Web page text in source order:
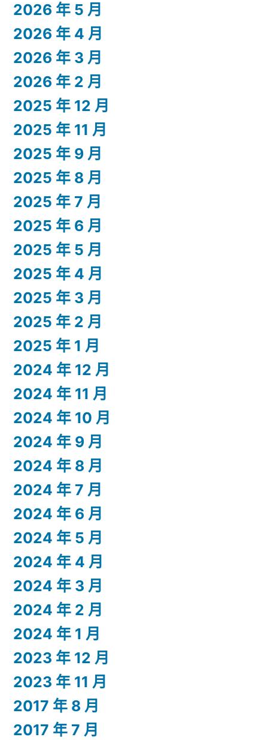
2026 年 5 月
2026 年 4 月
2026 年 3 月
2026 年 2 月
2025 年 12 月
2025 年 11 月
2025 年 9 月
2025 年 8 月
2025 年 7 月
2025 年 6 月
2025 年 5 月
2025 年 4 月
2025 年 3 月
2025 年 2 月
2025 年 1 月
2024 年 12 月
2024 年 11 月
2024 年 10 月
2024 年 9 月
2024 年 8 月
2024 年 7 月
2024 年 6 月
2024 年 5 月
2024 年 4 月
2024 年 3 月
2024 年 2 月
2024 年 1 月
2023 年 12 月
2023 年 11 月
2017 年 8 月
2017 年 7 月